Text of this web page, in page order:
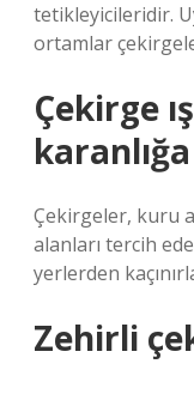
tetikleyicileridir.
ortamlar
Çekirge
karanlığa
Çekirgeler, kuru
alanları tercih
yerlerden
Zehirli